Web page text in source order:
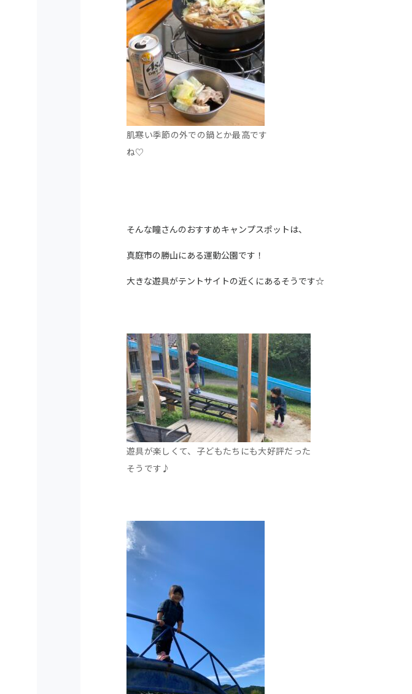
肌寒い季節の外での鍋とか最高です
ね♡
そんな瞳さんのおすすめキャンプスポットは、
真庭市の勝山にある運動公園です！
大きな遊具がテントサイトの近くにあるそうです☆
遊具が楽しくて、子どもたちにも大好評だった
そうです♪